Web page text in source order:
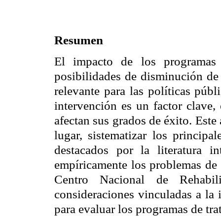
Resumen
El impacto de los
posibilidades de disminución
relevante para las políticas
intervención es un factor clave,
afectan sus grados de éxito.
lugar, sistematizar los
destacados por la literatura
empíricamente los problemas
Centro Nacional de
consideraciones vinculadas a
para evaluar los programas de